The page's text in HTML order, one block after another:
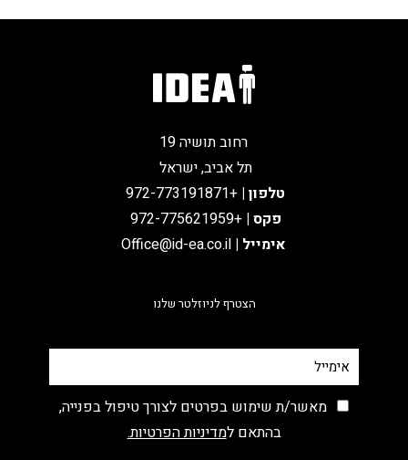
רחוב תושיה 19
תל אביב, ישראל
טלפון|
+972-773191871
פקס | +972-775621959
אימייל |
הצטרף לניוזלטר שלנו
מאשר/ת שימוש בפרטים לצורך טיפול בפנייה,
בהתאם למדיניות הפרטיות.